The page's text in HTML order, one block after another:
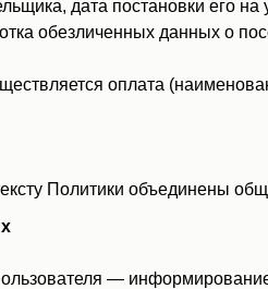
дата постановки его на
обезличенных данных о
оплата
Политики объединены
—